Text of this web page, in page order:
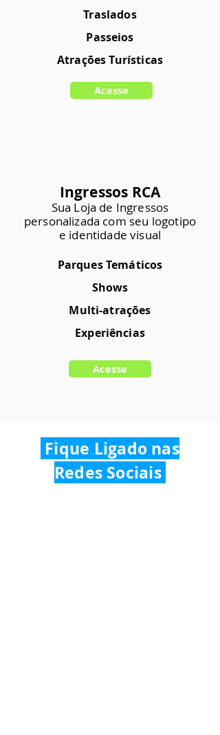
Traslados
Passeios
Atrações Turísticas
Acesse
Ingressos RCA
Sua Loja de Ingressos
personalizada com seu logotipo
e identidade visual
Parques Temáticos
Shows
Multi-atrações
Experiências
Acesse
Fique Ligado nas
Redes Sociais